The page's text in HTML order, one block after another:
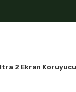
2 Ekran Koruyucu